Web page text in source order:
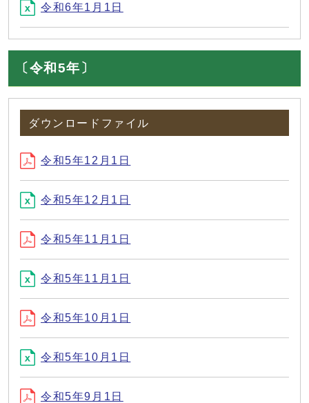
令和6年1月1日
〔令和5年〕
ダウンロードファイル
令和5年12月1日
令和5年12月1日
令和5年11月1日
令和5年11月1日
令和5年10月1日
令和5年10月1日
令和5年9月1日